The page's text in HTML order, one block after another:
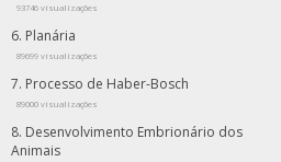
93746 visualizações
Planária
89699 visualizações
Processo de Haber-Bosch
89000 visualizações
Desenvolvimento Embrionário dos
Animais